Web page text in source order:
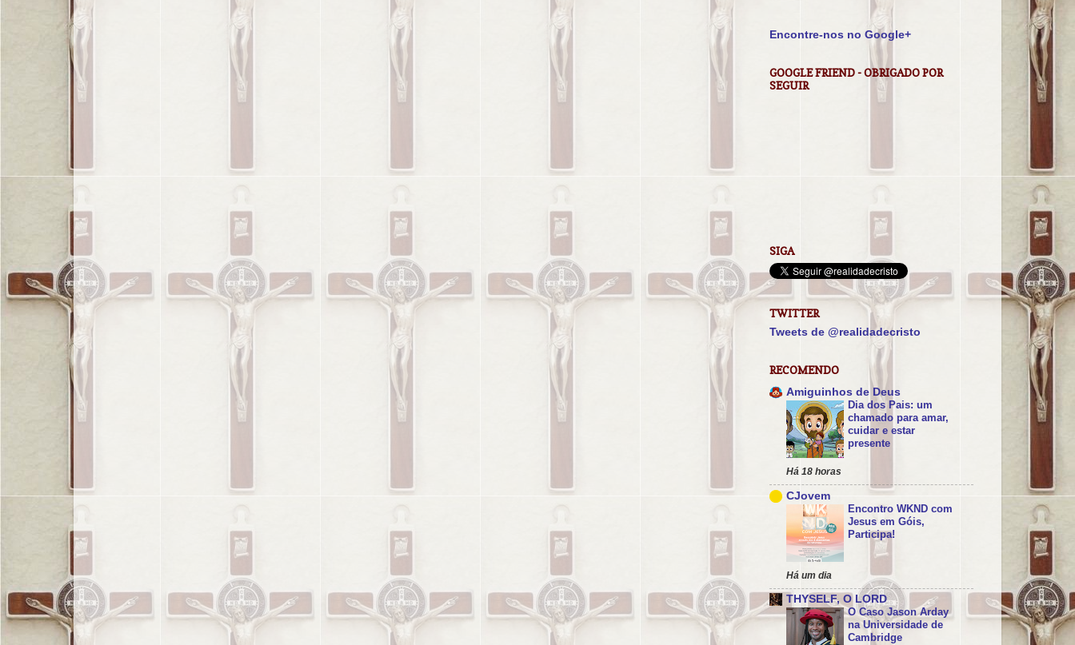
Encontre-nos no Google+
GOOGLE FRIEND - OBRIGADO POR
SEGUIR
SIGA
TWITTER
Tweets de @realidadecristo
RECOMENDO
Amiguinhos de Deus
Dia dos Pais: um
chamado para amar,
cuidar e estar
presente
Há 18 horas
CJovem
Encontro WKND com
Jesus em Góis,
Participa!
Há um dia
THYSELF, O LORD
O Caso Jason Arday
na Universidade de
Cambridge